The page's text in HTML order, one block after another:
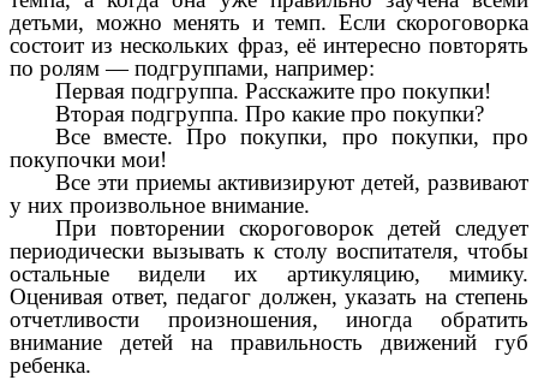
детьми, можно менять и темп. Если скороговорка
состоит из нескольких фраз, её интересно повторять
по ролям — подгруппами, например:
Первая подгруппа. Расскажите про покупки!
Вторая подгруппа. Про какие про покупки?
Все вместе. Про покупки, про покупки, про
покупочки мои!
Все эти приемы активизируют детей, развивают
у них произвольное внимание.
При повторении скороговорок детей следует
периодически вызывать к столу воспитателя, чтобы
остальные видели их артикуляцию, мимику.
Оценивая ответ, педагог должен, указать на степень
отчетливости произношения, иногда обратить
внимание детей на правильность движений губ
ребенка.